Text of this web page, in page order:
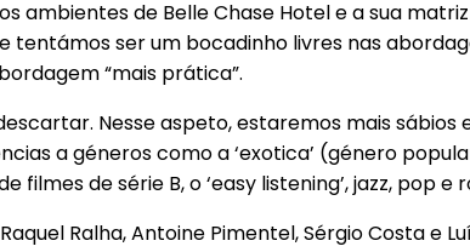
ambientes de Belle Chase Hotel e a sua
ser um bocadinho livres nas
“mais prática”.
Nesse aspeto, estaremos mais sábios
a géneros como a ‘exotica’ (género
de série B, o ‘easy listening’, jazz, pop e
Ralha, Antoine Pimentel, Sérgio Costa e